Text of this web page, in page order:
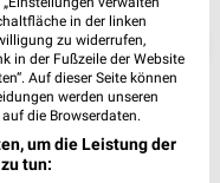
❯
in der linken
zu widerrufen,
in der Fußzeile der Website
Auf dieser Seite können
werden unseren
die Browserdaten.
um die Leistung der
tun: